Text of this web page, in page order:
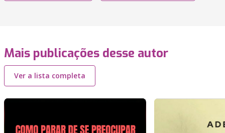
Mais publicações desse autor
Ver a lista completa